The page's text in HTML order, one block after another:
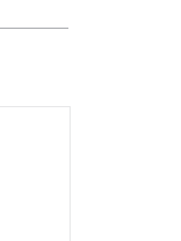
Phú,
Minh
12